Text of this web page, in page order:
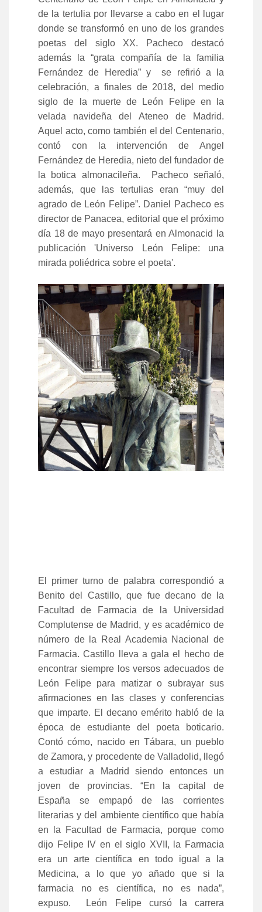
de la tertulia por llevarse a cabo en el lugar
donde se transformó en uno de los grandes
poetas del siglo XX. Pacheco destacó
además la “grata compañía de la familia
Fernández de Heredia” y se refirió a la
celebración, a finales de 2018, del medio
siglo de la muerte de León Felipe en la
velada navideña del Ateneo de Madrid.
Aquel acto, como también el del Centenario,
contó con la intervención de Angel
Fernández de Heredia, nieto del fundador de
la botica almonacileña. Pacheco señaló,
además, que las tertulias eran “muy del
agrado de León Felipe”. Daniel Pacheco es
director de Panacea, editorial que el próximo
día 18 de mayo presentará en Almonacid la
publicación 'Universo León Felipe: una
mirada poliédrica sobre el poeta'.
El primer turno de palabra correspondió a
Benito del Castillo, que fue decano de la
Facultad de Farmacia de la Universidad
Complutense de Madrid, y es académico de
número de la Real Academia Nacional de
Farmacia. Castillo lleva a gala el hecho de
encontrar siempre los versos adecuados de
León Felipe para matizar o subrayar sus
afirmaciones en las clases y conferencias
que imparte. El decano emérito habló de la
época de estudiante del poeta boticario.
Contó cómo, nacido en Tábara, un pueblo
de Zamora, y procedente de Valladolid, llegó
a estudiar a Madrid siendo entonces un
joven de provincias. “En la capital de
España se empapó de las corrientes
literarias y del ambiente científico que había
en la Facultad de Farmacia, porque como
dijo Felipe IV en el siglo XVII, la Farmacia
era un arte científica en todo igual a la
Medicina, a lo que yo añado que si la
farmacia no es científica, no es nada”,
expuso. León Felipe cursó la carrera